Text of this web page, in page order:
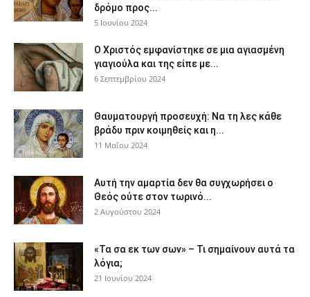
δρόμο προς...
5 Ιουνίου 2024
Ο Χριστός εμφανίστηκε σε μια αγιασμένη
γιαγιούλα και της είπε με...
6 Σεπτεμβρίου 2024
Θαυματουργή προσευχή: Να τη λες κάθε
βράδυ πριν κοιμηθείς και η...
11 Μαΐου 2024
Αυτή την αμαρτία δεν θα συγχωρήσει ο
Θεός ούτε στον τωρινό...
2 Αυγούστου 2024
«Τα σα εκ των σων» – Τι σημαίνουν αυτά τα
λόγια;
21 Ιουνίου 2024